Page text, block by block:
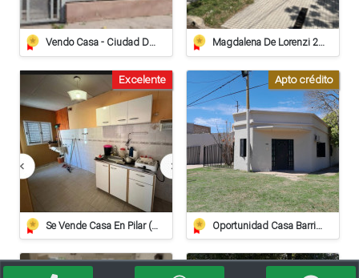
Vendo Casa - Ciudad De Sunchales Magdalena De Lorenzi 223 - Venta
Se Vende Casa En Pilar (apta Crédito Hipotecario)
Excelente
Oportunidad Casa Barrio Villa Del Parque - Crédito Hipotecario
Apto crédito